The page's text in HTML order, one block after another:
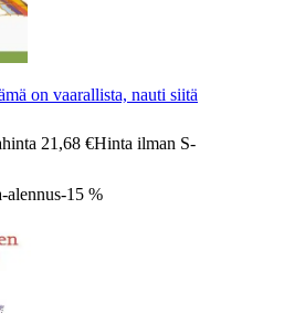
on vaarallista, nauti siitä
21,68 €Hinta ilman S-
alennus-15 %